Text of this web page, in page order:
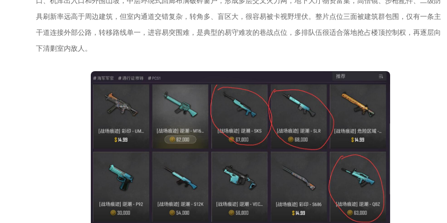
具刷新率远高于周边建筑，但室内通道交错复杂，转角多、盲区大，很容易被卡视野埋伏。整片点位三面被建筑群包围，仅有一条主
干道连接外部公路，转移路线单一，进容易突围难，是典型的易守难攻的巷战点位，多排队伍很适合落地抢占楼顶控制权，再逐层向
下清剿室内敌人。